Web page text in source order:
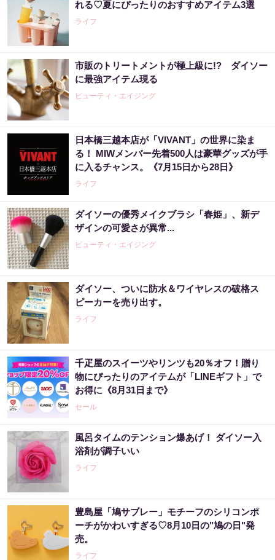
れる♡夏にぴったりのおすすめアイテム3選
ライフ
市販のトリートメントが極上級に!? ダイソー
に最強アイテム現る
ビューティ・エイジング
日本橋三越本店が「VIVANT」の世界に染ま
る！ MIWメンバー先着500人は豪華グッズが手
に入るチャンス。《7月15日から28日》
ライフ
ダイソーの優秀メイクブラシ「春姫」、新デ
ザインの可愛さが異常...
ビューティ・エイジング
ダイソー、ついに防水＆ワイヤレスの破格ス
ピーカーを売り出す。
ライフ
千疋屋のスイーツやリンツも20％オフ！贈り
物にぴったりのアイテムが「LINEギフト」で
お得に《8月31日まで》
セール
風呂タイムのテンション爆あげ！ ダイソー入
浴剤が調子いい
ライフ
豊島屋「鳩サブレー」モチーフのシリコンポ
ーチがかわいすぎる♡8月10日の"鳩の日"発
売。
ライフ